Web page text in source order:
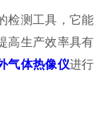
测工具，它能
高生产效率具有
气体热像仪进行